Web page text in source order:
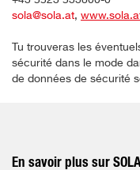
sola@sola.at,
Tu trouveras les
sécurité dans le mode
de données de sécurité
En savoir plus sur SOLA